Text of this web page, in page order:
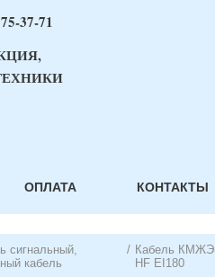
37-71
ОПЛАТА КОНТАКТЫ
сигнальный,
кабель
/ Кабель
HF EI180